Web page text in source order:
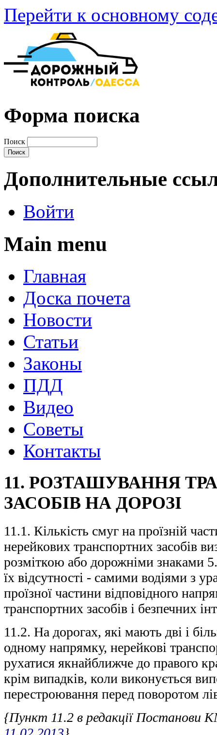
Перейти к основному
Форма поиска
Поиск
Дополнительные
Войти
Main menu
Главная
Доска почета
Новости
Статьи
Законы
ПДД
Видео
Советы
Контакты
11. РОЗТАШУВАННЯ
ЗАСОБІВ НА ДОРОЗІ
11.1. Кількість смуг на проїзній
нерейкових транспортних засобів
розміткою або дорожніми знаками
їх відсутності - самими водіями з
проїзної частини відповідного
транспортних засобів і безпечних
11.2. На дорогах, які мають дві і
одному напрямку, нерейкові
рухатися якнайближче до правого
крім випадків, коли виконується
перестроювання перед поворотом
{Пункт 11.2 в редакції Постанови